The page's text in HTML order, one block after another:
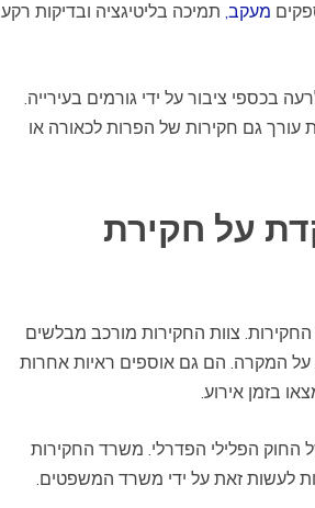
מעקב, תמיכה בליטיגציה ובדיקות רקע
בכספי ציבור על ידי גורמים בעירייה.
גם חקירות של הפרות לכאורה או
על חקירת
צוות החקירות מורכב מבלשים
על המקרה. הם גם אוספים ראיות אחרות
הפלילי הפדרלי. משרד החקירות
לעשות זאת על ידי משרד המשפטים.